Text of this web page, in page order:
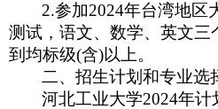
2.参加2024年台湾地区
测试，语文、数学、英文三
到均标级(含)以上。
二、招生计划和专业选
河北工业大学2024年